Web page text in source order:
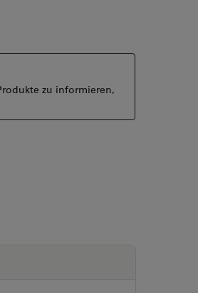
zu informieren,